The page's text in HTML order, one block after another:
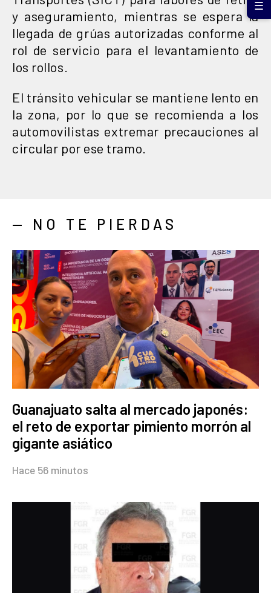
y aseguramiento, mientras se espera la
llegada de grúas autorizadas conforme al
rol de servicio para el levantamiento de
los rollos.
El tránsito vehicular se mantiene lento en
la zona, por lo que se recomienda a los
automovilistas extremar precauciones al
circular por ese tramo.
— NO TE PIERDAS
Guanajuato salta al mercado japonés:
el reto de exportar pimiento morrón al
gigante asiático
Hace 56 minutos
☰